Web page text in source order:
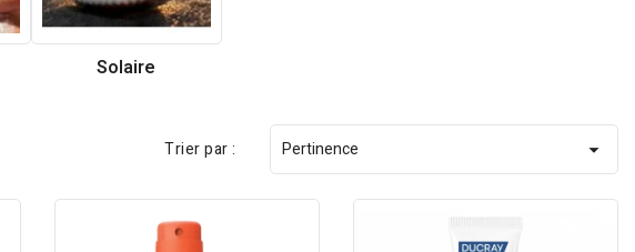
Solaire
Trier par : Pertinence 